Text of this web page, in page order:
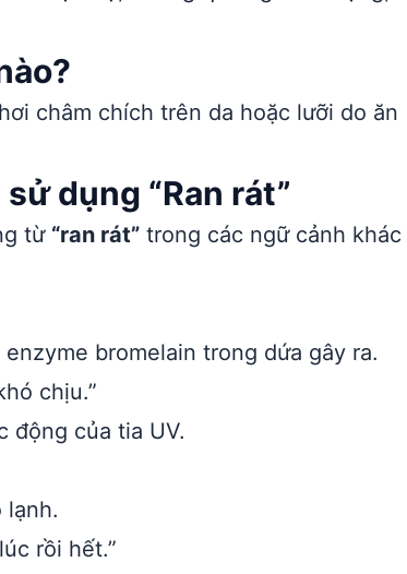
châm chích trên da hoặc lưỡi do ăn
dụng “Ran rát”
từ “ran rát” trong các ngữ cảnh khác
bromelain trong dứa gây ra.
chịu.”
động của tia UV.
lạnh.
rồi hết.”